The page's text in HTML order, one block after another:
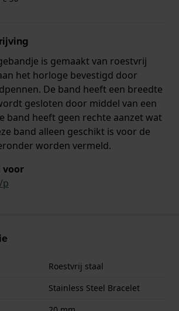
is gemaakt van roestvrij
het horloge bevestigd door
De band heeft een breedte
gesloten door middel van een
band heeft geen rechte aanzet wat
band alleen geschikt is voor de
worden vermeld.
voor
p
Roestvrij staal
Stainless Steel Bracelet